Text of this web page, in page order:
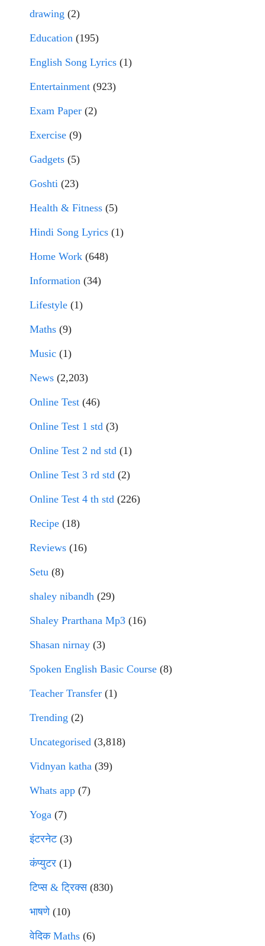
drawing (2)
Education (195)
English Song Lyrics (1)
Entertainment (923)
Exam Paper (2)
Exercise (9)
Gadgets (5)
Goshti (23)
Health & Fitness (5)
Hindi Song Lyrics (1)
Home Work (648)
Information (34)
Lifestyle (1)
Maths (9)
Music (1)
News (2,203)
Online Test (46)
Online Test 1 std (3)
Online Test 2 nd std (1)
Online Test 3 rd std (2)
Online Test 4 th std (226)
Recipe (18)
Reviews (16)
Setu (8)
shaley nibandh (29)
Shaley Prarthana Mp3 (16)
Shasan nirnay (3)
Spoken English Basic Course (8)
Teacher Transfer (1)
Trending (2)
Uncategorised (3,818)
Vidnyan katha (39)
Whats app (7)
Yoga (7)
इंटरनेट(3)
कंप्युटर (1)
टिप्स & ट्रिक्स(830)
भाषणे(10)
वेदिक Maths (6)